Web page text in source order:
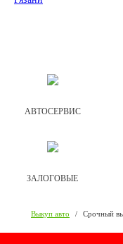
АВТОСЕРВИС
ЗАЛОГОВЫЕ
Выкуп авто / Срочный